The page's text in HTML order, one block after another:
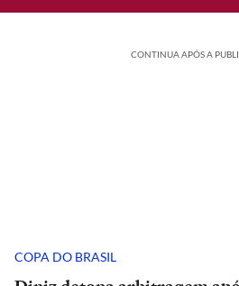
CONTINUA APÓS A
COPA DO BRASIL